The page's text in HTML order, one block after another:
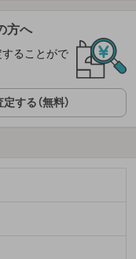
方へ
ることがで
する（無料）